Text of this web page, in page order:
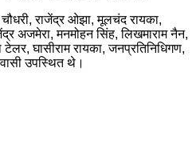
राजेंद्र ओझा, मूलचंद रायका,
अजमेरा, मनमोहन सिंह, लिखमाराम नैन,
घासीराम रायका, जनप्रतिनिधिगण,
उपस्थित थे।